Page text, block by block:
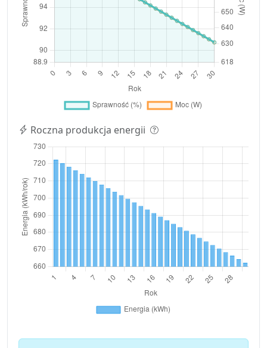
Roczna produkcja energii